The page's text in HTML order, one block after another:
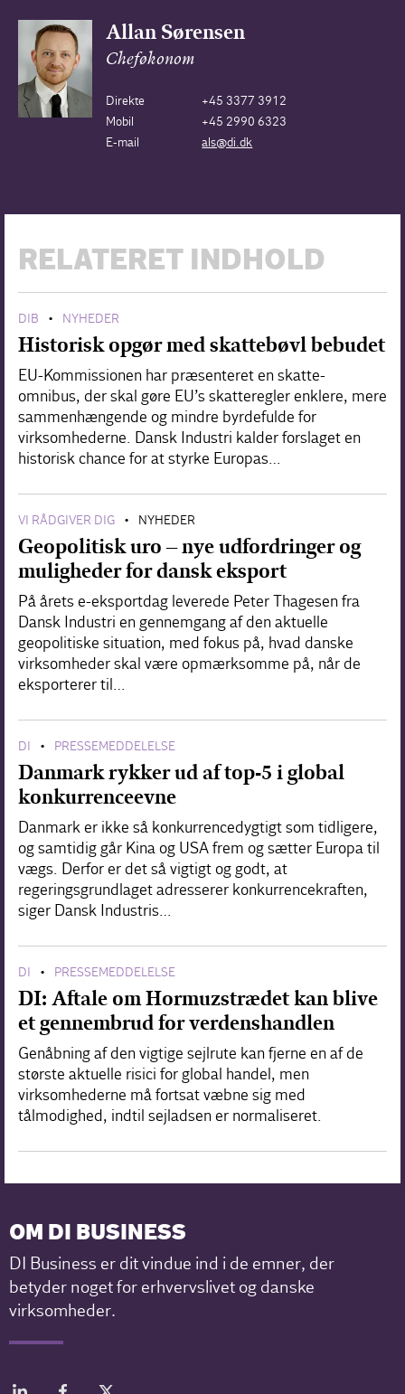
Allan Sørensen
Cheføkonom
Direkte
+45 3377 3912
Mobil
+45 2990 6323
E-mail
als@di.dk
RELATERET INDHOLD
DIB • NYHEDER
Historisk opgør med skattebøvl bebudet
EU-Kommissionen har præsenteret en skatte-
omnibus, der skal gøre EU’s skatteregler enklere, mere
sammenhængende og mindre byrdefulde for
virksomhederne. Dansk Industri kalder forslaget en
historisk chance for at styrke Europas…
VI RÅDGIVER DIG • NYHEDER
Geopolitisk uro – nye udfordringer og
muligheder for dansk eksport
På årets e-eksportdag leverede Peter Thagesen fra
Dansk Industri en gennemgang af den aktuelle
geopolitiske situation, med fokus på, hvad danske
virksomheder skal være opmærksomme på, når de
eksporterer til…
DI • PRESSEMEDDELELSE
Danmark rykker ud af top-5 i global
konkurrenceevne
Danmark er ikke så konkurrencedygtigt som tidligere,
og samtidig går Kina og USA frem og sætter Europa til
vægs. Derfor er det så vigtigt og godt, at
regeringsgrundlaget adresserer konkurrencekraften,
siger Dansk Industris…
DI • PRESSEMEDDELELSE
DI: Aftale om Hormuzstrædet kan blive
et gennembrud for verdenshandlen
Genåbning af den vigtige sejlrute kan fjerne en af de
største aktuelle risici for global handel, men
virksomhederne må fortsat væbne sig med
tålmodighed, indtil sejladsen er normaliseret.
OM DI BUSINESS
DI Business er dit vindue ind i de emner, der
betyder noget for erhvervslivet og danske
virksomheder.